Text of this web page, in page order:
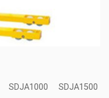
SDJA1000 SDJA1500